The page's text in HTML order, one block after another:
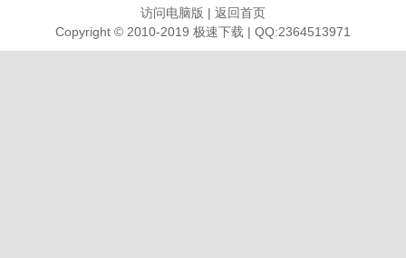
都叫兽?数据恢复文件救援软件仍能帮你找回原有信息。
3、支持格式化救回
硬盘被格式化了，还能救回重要的信息吗?只要硬盘没有被大量写入新
访问电脑版 | 返回首页
Copyright © 2010-2019 极速下载 | QQ:2364513971